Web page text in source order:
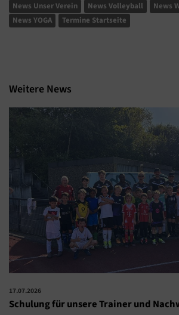
News Unser Verein News Volleyball
News
News YOGA
Termine Startseite
Weitere News
17.07.2026
Schulung für unsere Trainer und